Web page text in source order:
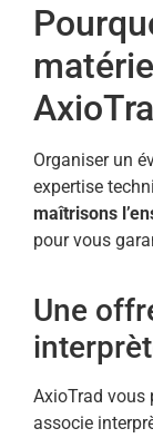
Organiser un
expertise
maîtrisons
pour vous
Une
AxioTrad vous
associe